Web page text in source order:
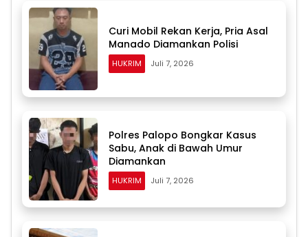
Curi Mobil Rekan Kerja, Pria Asal
Manado Diamankan Polisi
HUKRIM Juli 7, 2026
Polres Palopo Bongkar Kasus
Sabu, Anak di Bawah Umur
Diamankan
HUKRIM Juli 7, 2026